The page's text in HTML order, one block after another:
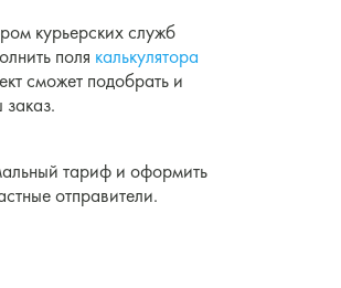
курьерских служб
поля калькулятора
сможет подобрать и
тариф и оформить
отправители.